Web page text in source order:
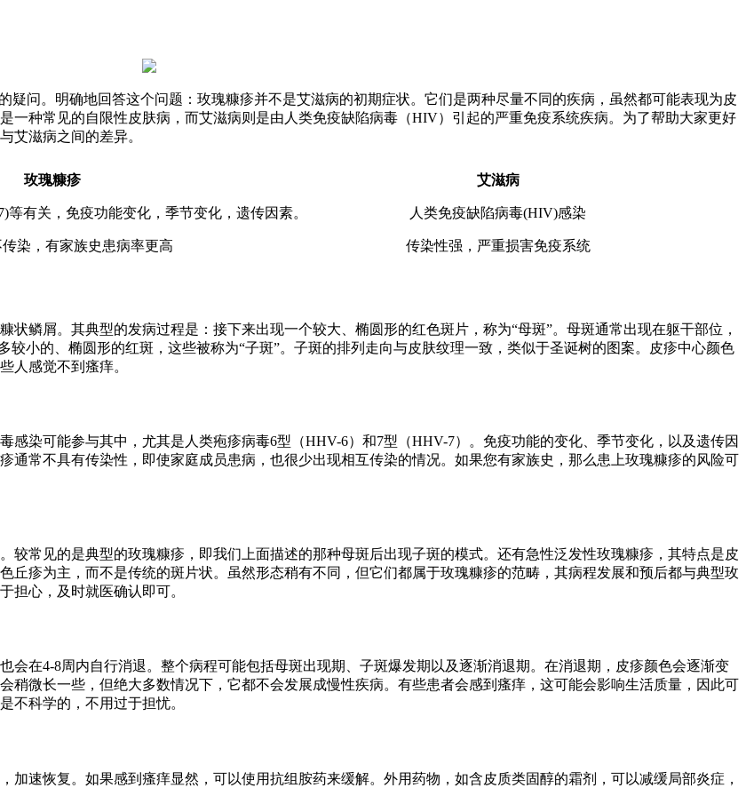
疑问。明确地回答这个问题：玫瑰糠疹并不是艾滋病的初期症状。它们是两种尽量不同的疾病，虽然都可能表现为皮
一种常见的自限性皮肤病，而艾滋病则是由人类免疫缺陷病毒（HIV）引起的严重免疫系统疾病。为了帮助大家更好
艾滋病之间的差异。
玫瑰糠疹 艾滋病
有关，免疫功能变化，季节变化，遗传因素。 人类免疫缺陷病毒(HIV)感染
染，有家族史患病率更高 传染性强，严重损害免疫系统
鳞屑。其典型的发病过程是：接下来出现一个较大、椭圆形的红色斑片，称为“母斑”。母斑通常出现在躯干部位，
小的、椭圆形的红斑，这些被称为“子斑”。子斑的排列走向与皮肤纹理一致，类似于圣诞树的图案。皮疹中心颜色
人感觉不到瘙痒。
感染可能参与其中，尤其是人类疱疹病毒6型（HHV-6）和7型（HHV-7）。免疫功能的变化、季节变化，以及遗传因
通常不具有传染性，即使家庭成员患病，也很少出现相互传染的情况。如果您有家族史，那么患上玫瑰糠疹的风险可
较常见的是典型的玫瑰糠疹，即我们上面描述的那种母斑后出现子斑的模式。还有急性泛发性玫瑰糠疹，其特点是皮
丘疹为主，而不是传统的斑片状。虽然形态稍有不同，但它们都属于玫瑰糠疹的范畴，其病程发展和预后都与典型玫
担心，及时就医确认即可。
在4-8周内自行消退。整个病程可能包括母斑出现期、子斑爆发期以及逐渐消退期。在消退期，皮疹颜色会逐渐变
稍微长一些，但绝大多数情况下，它都不会发展成慢性疾病。有些患者会感到瘙痒，这可能会影响生活质量，因此可
不科学的，不用过于担忧。
速恢复。如果感到瘙痒显然，可以使用抗组胺药来缓解。外用药物，如含皮质类固醇的霜剂，可以减缓局部炎症，